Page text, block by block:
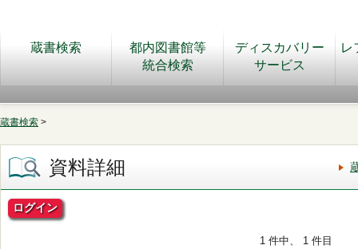
蔵書検索
都内図書館等
統合検索
ディスカバリー
サービス
レ
蔵書検索 >
資料詳細
ログイン
1 件中、 1 件目